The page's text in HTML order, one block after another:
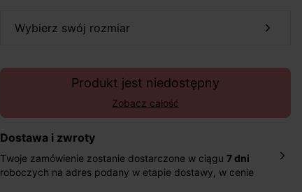
wybierz swój rozmiar
Produkt jest niedostępny
Zobacz całość
Dostawa i zwroty
Twoje zamówienie zostanie dostarczone w ciągu 7 dni
roboczych na adres podany w etapie dostawy, w cenie